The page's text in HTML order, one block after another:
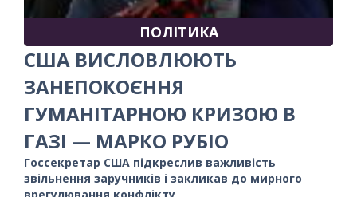
ПОЛІТИКА
США ВИСЛОВЛЮЮТЬ
ЗАНЕПОКОЄННЯ
ГУМАНІТАРНОЮ КРИЗОЮ В
ГАЗІ — МАРКО РУБІО
Госсекретар США підкреслив важливість
звільнення заручників і закликав до мирного